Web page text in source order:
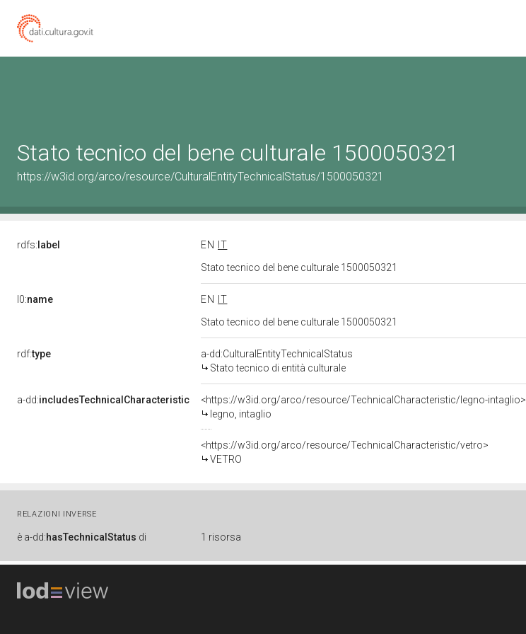
Stato tecnico del bene culturale 1500050321
https://w3id.org/arco/resource/CulturalEntityTechnicalStatus/1500050321
rdfs: label EN
IT
Stato tecnico del bene culturale 1500050321
l0:name EN
IT
Stato tecnico del bene culturale 1500050321
rdf:type
a-dd:CulturalEntityTechnicalStatus
Stato tecnico di entità culturale
a-dd:includesTechnicalCharacteristic
<https://w3id.org/arco/resource/TechnicalCharacteristic/legno-intaglio>
legno, intaglio
<https://w3id.org/arco/resource/TechnicalCharacteristic/vetro>
VETRO
RELAZIONI INVERSE
è a-dd:hasTechnicalStatus di 1 risorsa